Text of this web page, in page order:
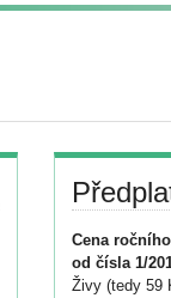
Cena
od čísla 1/
Živy (tedy 59